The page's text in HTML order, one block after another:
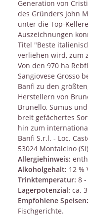
Generation von
des Gründers John
unter die Top-
Auszeichnungen
Titel "Beste
verliehen wird, zum
Von den 970 ha
Sangiovese Grosso
Banfi zu den
Herstellern von
Brunello, Sumus
breit gefächertes
hin zum
Banfi S.r.l. - Loc.
53024 Montalcino
Allergiehinweis:
Alkoholgehalt: 12 %
Trinktemperatur: 8 -
Lagerpotenzial: ca.
Empfohlene Speisen:
Fischgerichte.